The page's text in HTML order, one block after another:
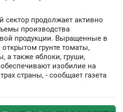
сектор продолжает активно
производства
продукции. Выращенные в
грунте томаты,
а также яблоки, груши,
изобилие на
страны, - сообщает газета